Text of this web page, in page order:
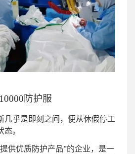
防护服
几乎是即刻之间，便从休假停工
。
供优质防护产品”的企业，是一